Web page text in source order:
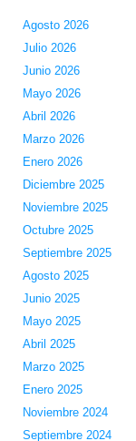
Agosto 2026
Julio 2026
Junio 2026
Mayo 2026
Abril 2026
Marzo 2026
Enero 2026
Diciembre 2025
Noviembre 2025
Octubre 2025
Septiembre 2025
Agosto 2025
Junio 2025
Mayo 2025
Abril 2025
Marzo 2025
Enero 2025
Noviembre 2024
Septiembre 2024